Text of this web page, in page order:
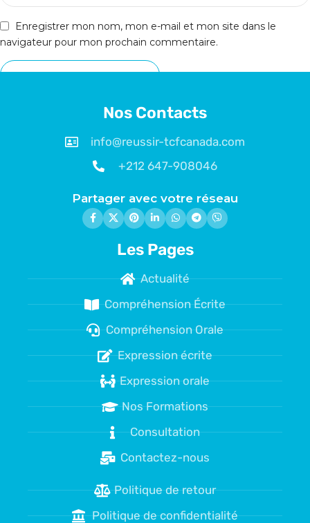
Enregistrer mon nom, mon e-mail et mon site dans le
navigateur pour mon prochain commentaire.
Nos Contacts
info@reussir-tcfcanada.com
+212 647-908046
Partager avec votre réseau
Les Pages
Actualité
Compréhension Écrite
Compréhension Orale
Expression écrite
Expression orale
Nos Formations
Consultation
Contactez-nous
Politique de retour
Politique de confidentialité